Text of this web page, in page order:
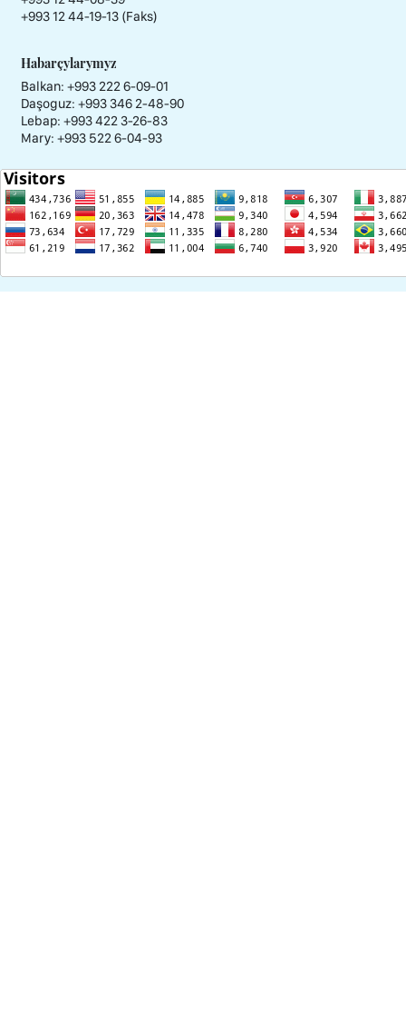
+993 12 44-19-13 (Faks)
Habarçylarymyz
Balkan: +993 222 6-09-01
Daşoguz: +993 346 2-48-90
Lebap: +993 422 3-26-83
Mary: +993 522 6-04-93